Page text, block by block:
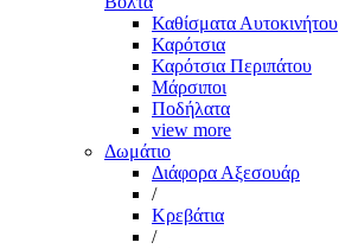
Καθίσματα Αυτοκινήτου
Καρότσια
Καρότσια Περιπάτου
Μάρσιποι
Ποδήλατα
view more
Δωμάτιο
Διάφορα Αξεσουάρ
/
Κρεβάτια
/